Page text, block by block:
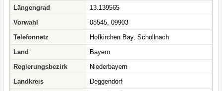
Längengrad
13.139565
Vorwahl
08545, 09903
Telefonnetz
Hofkirchen Bay, Schöllnach
Land
Bayern
Regierungsbezirk
Niederbayern
Landkreis
Deggendorf